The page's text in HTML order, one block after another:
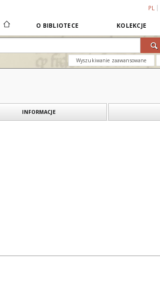
PL
O BIBLIOTECE KOLEKCJE
Wyszukiwanie zaawansowane
INFORMACJE